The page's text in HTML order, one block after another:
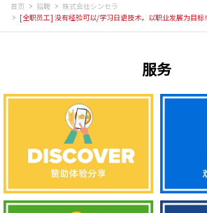
首页 招聘
株式会社シンセラ
[全职员工] 没有经验可以/学习日语技术，以职业发展为目标！
服务